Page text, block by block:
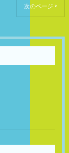
次のページ >